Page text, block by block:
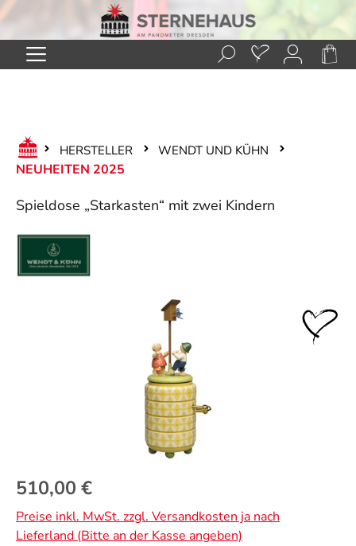
Zum Hauptinhalt springen
HERSTELLER WENDT UND KÜHN
NEUHEITEN 2025
Spieldose „Starkasten“ mit zwei Kindern
Bildergalerie überspringen
Regulärer Preis:
510,00 €
Preise inkl. MwSt. zzgl. Versandkosten ja nach
Lieferland (Bitte an der Kasse angeben)